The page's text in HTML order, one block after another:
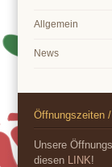
Allgemein
News
Öffnungszeiten
Unsere
diesen LINK!